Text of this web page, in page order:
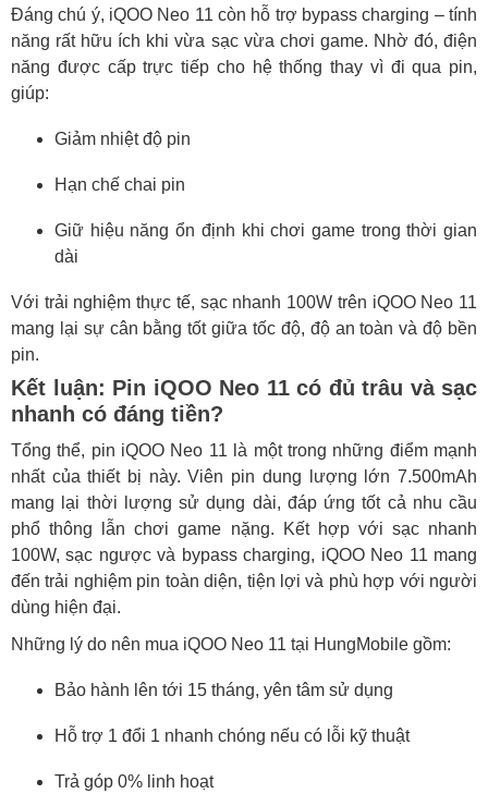
Đáng chú ý, iQOO Neo 11 còn hỗ trợ bypass charging – tính
năng rất hữu ích khi vừa sạc vừa chơi game. Nhờ đó, điện
năng được cấp trực tiếp cho hệ thống thay vì đi qua pin,
giúp:
Giảm nhiệt độ pin
Hạn chế chai pin
Giữ hiệu năng ổn định khi chơi game trong thời gian
dài
Với trải nghiệm thực tế, sạc nhanh 100W trên iQOO Neo 11
mang lại sự cân bằng tốt giữa tốc độ, độ an toàn và độ bền
pin.
Kết luận: Pin iQOO Neo 11 có đủ trâu và sạc
nhanh có đáng tiền?
Tổng thể, pin iQOO Neo 11 là một trong những điểm mạnh
nhất của thiết bị này. Viên pin dung lượng lớn 7.500mAh
mang lại thời lượng sử dụng dài, đáp ứng tốt cả nhu cầu
phổ thông lẫn chơi game nặng. Kết hợp với sạc nhanh
100W, sạc ngược và bypass charging, iQOO Neo 11 mang
đến trải nghiệm pin toàn diện, tiện lợi và phù hợp với người
dùng hiện đại.
Những lý do nên mua iQOO Neo 11 tại HungMobile gồm:
Bảo hành lên tới 15 tháng, yên tâm sử dụng
Hỗ trợ 1 đổi 1 nhanh chóng nếu có lỗi kỹ thuật
Trả góp 0% linh hoạt